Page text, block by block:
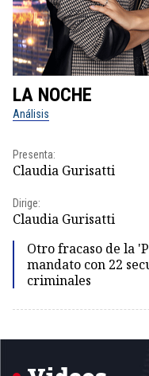
LA NOCHE
Análisis
Presenta:
Claudia Gurisatti
Dirige:
Claudia Gurisatti
Otro fracaso de la
mandato con 22
criminales
1